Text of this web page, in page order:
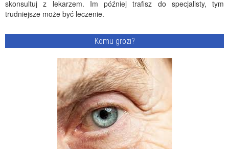
skonsultuj z lekarzem. Im później trafisz do specjalisty, tym
trudniejsze może być leczenie.
Komu grozi?